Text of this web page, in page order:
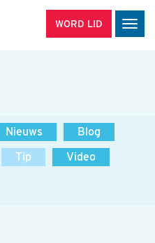
WORD LID
Nieuws
Blog
Tip
Video